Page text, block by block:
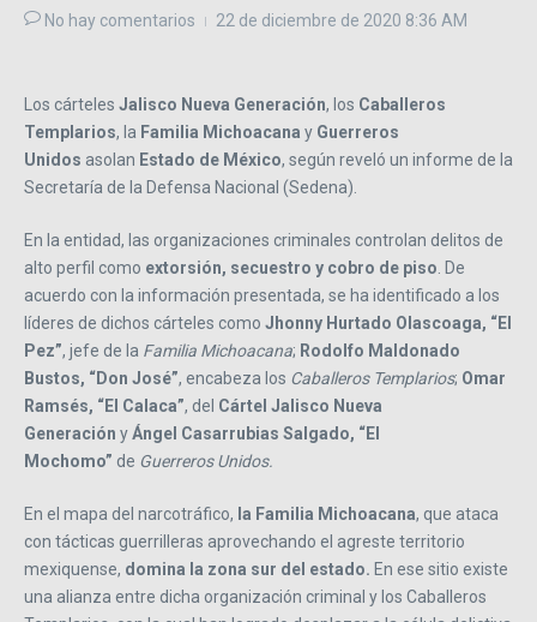
No hay comentarios 22 de diciembre de 2020 8:36 AM
Los cárteles Jalisco Nueva Generación, los Caballeros
Templarios, la Familia Michoacana y Guerreros
Unidos asolan Estado de México, según reveló un informe de la
Secretaría de la Defensa Nacional (Sedena).
En la entidad, las organizaciones criminales controlan delitos de
alto perfil como extorsión, secuestro y cobro de piso. De
acuerdo con la información presentada, se ha identificado a los
líderes de dichos cárteles como Jhonny Hurtado Olascoaga, “El
Pez”, jefe de la Familia Michoacana; Rodolfo Maldonado
Bustos, “Don José”, encabeza los Caballeros Templarios; Omar
Ramsés, “El Calaca”, del Cártel Jalisco Nueva
Generación yÁngel Casarrubias Salgado, “El
Mochomo” de Guerreros Unidos.
En el mapa del narcotráfico, la Familia Michoacana, que ataca
con tácticas guerrilleras aprovechando el agreste territorio
mexiquense, domina la zona sur del estado. En ese sitio existe
una alianza entre dicha organización criminal y los Caballeros